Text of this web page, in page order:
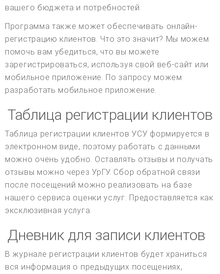
вашего бюджета и потребностей.
Программа также может обеспечивать онлайн-
регистрацию клиентов. Что это значит? Мы можем
помочь вам убедиться, что вы можете
зарегистрироваться, используя свой веб-сайт или
мобильное приложение. По запросу можем
разработать мобильное приложение.
Таблица регистрации клиентов
Таблица регистрации клиентов УСУ формируется в
электронном виде, поэтому работать с данными
можно очень удобно. Оставлять отзывы и получать
отзывы можно через УрГУ. Сбор обратной связи
после посещений можно реализовать на базе
нашего сервиса оценки услуг. Предоставляется как
эксклюзивная услуга.
Дневник для записи клиентов
В журнале регистрации клиентов будет храниться
вся информация о предыдущих посещениях,